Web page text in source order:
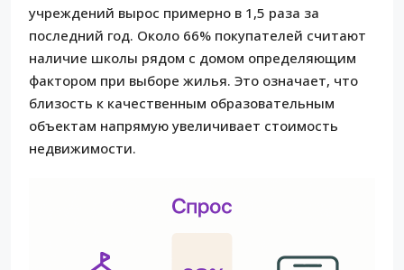
учреждений вырос примерно в 1,5 раза за
последний год. Около 66% покупателей считают
наличие школы рядом с домом определяющим
фактором при выборе жилья. Это означает, что
близость к качественным образовательным
объектам напрямую увеличивает стоимость
недвижимости.